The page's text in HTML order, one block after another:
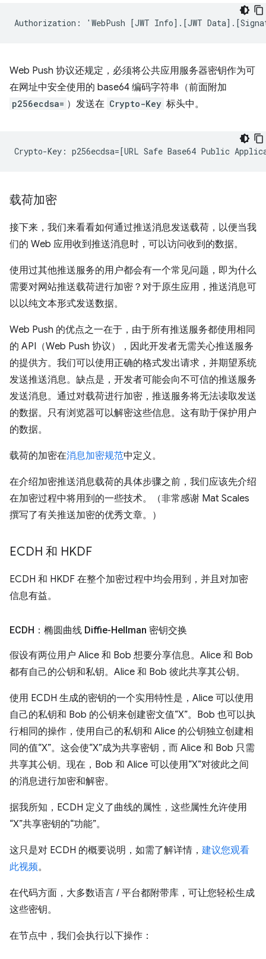
Web Push 协议还规定，必须将公共应用服务器密钥作为可
在网址中安全使用的 base64 编码字符串（前面附加
p256ecdsa= ）发送在 Crypto-Key 标头中。
载荷加密
接下来，我们来看看如何通过推送消息发送载荷，以便当我
们的 Web 应用收到推送消息时，可以访问收到的数据。
使用过其他推送服务的用户都会有一个常见问题，即为什么
需要对网站推送载荷进行加密？对于原生应用，推送消息可
以以纯文本形式发送数据。
Web Push 的优点之一在于，由于所有推送服务都使用相同
的 API（Web Push 协议），因此开发者无需关心推送服务
的提供方。我们可以使用正确的格式发出请求，并期望系统
发送推送消息。缺点是，开发者可能会向不可信的推送服务
发送消息。通过对载荷进行加密，推送服务将无法读取发送
的数据。只有浏览器可以解密这些信息。这有助于保护用户
的数据。
载荷的加密在消息加密规范中定义。
在介绍加密推送消息载荷的具体步骤之前，我们应该先介绍
在加密过程中将用到的一些技术。（非常感谢 Mat Scales
撰写了有关推送加密的优秀文章。）
ECDH 和 HKDF
ECDH 和 HKDF 在整个加密过程中均会用到，并且对加密
信息有益。
ECDH：椭圆曲线 Diffie-Hellman 密钥交换
假设有两位用户 Alice 和 Bob 想要分享信息。Alice 和 Bob
都有自己的公钥和私钥。Alice 和 Bob 彼此共享其公钥。
使用 ECDH 生成的密钥的一个实用特性是，Alice 可以使用
自己的私钥和 Bob 的公钥来创建密文值“X”。Bob 也可以执
行相同的操作，使用自己的私钥和 Alice 的公钥独立创建相
同的值“X”。这会使“X”成为共享密钥，而 Alice 和 Bob 只需
共享其公钥。现在，Bob 和 Alice 可以使用“X”对彼此之间
的消息进行加密和解密。
据我所知，ECDH 定义了曲线的属性，这些属性允许使用
“X”共享密钥的“功能”。
这只是对 ECDH 的概要说明，如需了解详情， 建议您观看
此视频。
在代码方面，大多数语言 / 平台都附带库，可让您轻松生成
这些密钥。
在节点中，我们会执行以下操作：